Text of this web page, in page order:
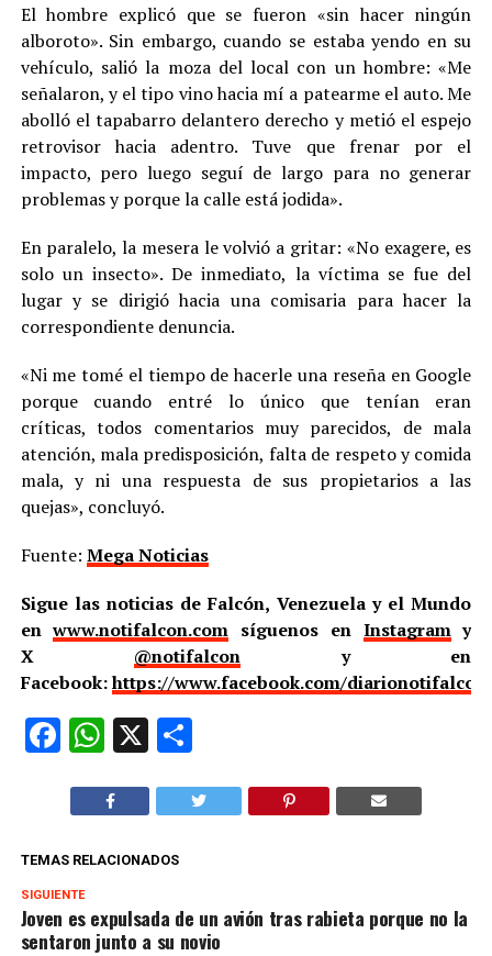
El hombre explicó que se fueron «sin hacer ningún
alboroto». Sin embargo, cuando se estaba yendo en su
vehículo, salió la moza del local con un hombre: «Me
señalaron, y el tipo vino hacia mí a patearme el auto. Me
abolló el tapabarro delantero derecho y metió el espejo
retrovisor hacia adentro. Tuve que frenar por el
impacto, pero luego seguí de largo para no generar
problemas y porque la calle está jodida».
En paralelo, la mesera le volvió a gritar: «No exagere, es
solo un insecto». De inmediato, la víctima se fue del
lugar y se dirigió hacia una comisaria para hacer la
correspondiente denuncia.
«Ni me tomé el tiempo de hacerle una reseña en Google
porque cuando entré lo único que tenían eran
críticas, todos comentarios muy parecidos, de mala
atención, mala predisposición, falta de respeto y comida
mala, y ni una respuesta de sus propietarios a las
quejas», concluyó.
Fuente: Mega Noticias
Sigue las noticias de Falcón, Venezuela y el Mundo
enwww.notifalcon.com síguenos en Instagramy
X @notifalcon y en
Facebook:https://www.facebook.com/
Facebook
WhatsApp
X Compartir
TEMAS RELACIONADOS
SIGUIENTE
Joven es expulsada de un avión tras rabieta porque no la
sentaron junto a su novio